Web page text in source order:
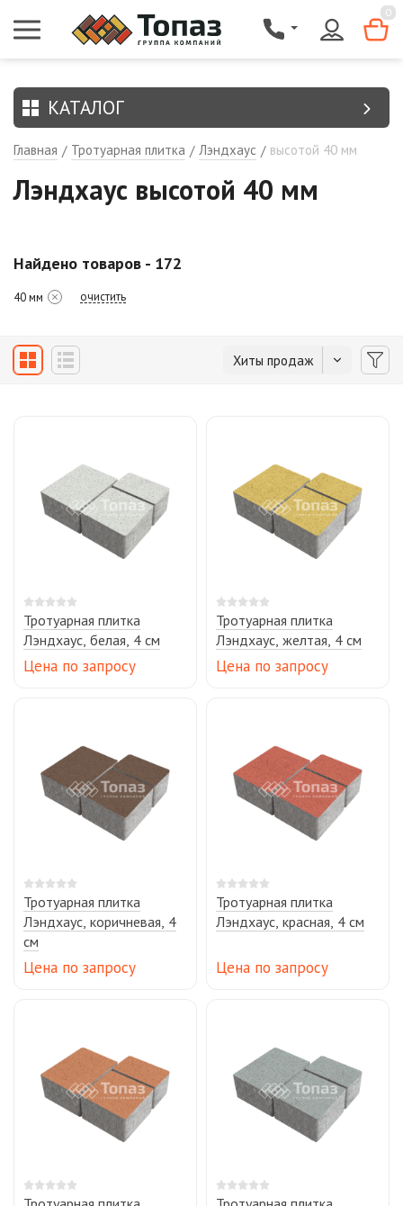
0
КАТАЛОГ
Главная / Тротуарная плитка / Лэндхаус / высотой 40 мм
Лэндхаус высотой 40 мм
Найдено товаров - 172
40 мм очистить
Хиты продаж
Тротуарная плитка
Лэндхаус, белая, 4 см
Цена по запросу
Тротуарная плитка
Лэндхаус, желтая, 4 см
Цена по запросу
Тротуарная плитка
Лэндхаус, коричневая, 4
см
Цена по запросу
Тротуарная плитка
Лэндхаус, красная, 4 см
Цена по запросу